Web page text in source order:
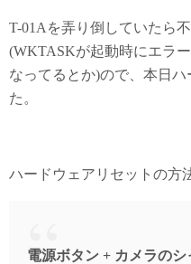
sk
y
to
do
T-01Aを弄り倒していたら
(WKTASKが起動時にエラ
なってるとか)ので、本日
た。
ハードウェアリセットの方
電源ボタン + カメラの